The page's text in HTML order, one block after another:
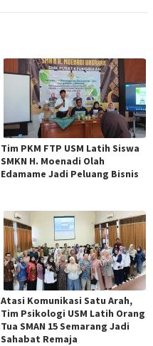
Tim PKM FTP USM Latih Siswa
SMKN H. Moenadi Olah
Edamame Jadi Peluang Bisnis
Atasi Komunikasi Satu Arah,
Tim Psikologi USM Latih Orang
Tua SMAN 15 Semarang Jadi
Sahabat Remaja